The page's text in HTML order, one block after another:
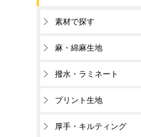
素材で探す
麻・綿麻生地
撥水・ラミネート
プリント生地
厚手・キルティング